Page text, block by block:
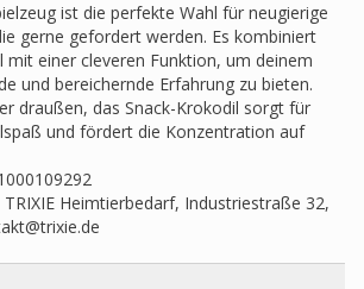
ist die perfekte Wahl für neugierige
gerne gefordert werden. Es kombiniert
mit einer cleveren Funktion, um deinem
und bereichernde Erfahrung zu bieten.
draußen, das Snack-Krokodil sorgt für
und fördert die Konzentration auf
TRIXIE Heimtierbedarf, Industriestraße 32,